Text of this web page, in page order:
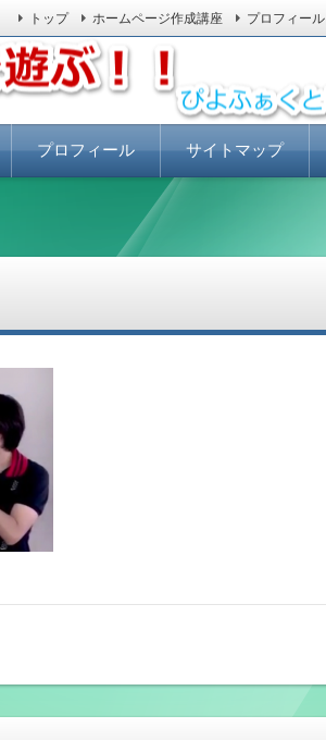
トップ ホームページ作成講座 プロフィール
を体験しましょう。
プロフィール サイトマップ